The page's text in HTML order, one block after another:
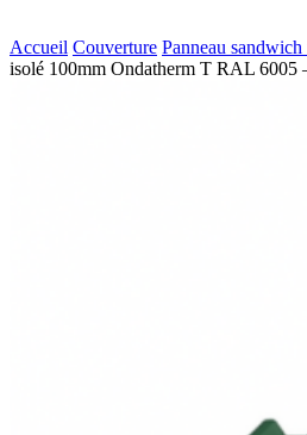
Accueil Couverture Panneau sandwich
isolé 100mm Ondatherm T RAL 6005